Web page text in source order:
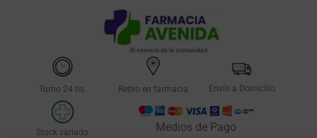
Al servicio de la comunidad
Turno 24 hs. Retiro en farmacia Envío a Domicilio
Stock variado Medios de Pago